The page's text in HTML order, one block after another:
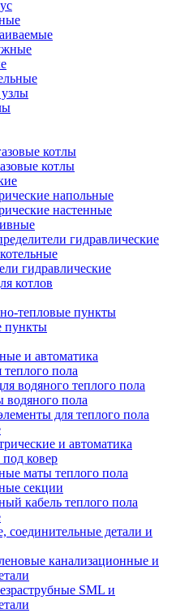
котлы
котлы
напольные
настенные
гидравлические
гидравлические
котлов
тепловые пункты
пункты
и автоматика
пола
водяного теплого пола
водяного пола
для теплого пола
и автоматика
ковер
маты теплого пола
секции
кабель теплого пола
соединительные детали и
канализационные и
SML и